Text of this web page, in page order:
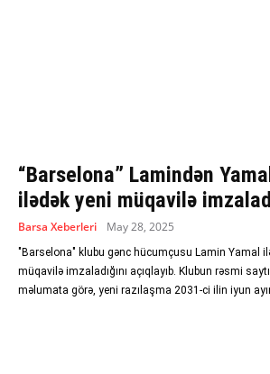
“Barselona” Lamindən
ilədək yeni müqavilə
Barsa Xeberleri
May 28, 2025
"Barselona" klubu gənc hücumçusu Lamin Yamal
müqavilə imzaladığını açıqlayıb. Klubun rəsmi
məlumata görə, yeni razılaşma 2031-ci ilin iyun